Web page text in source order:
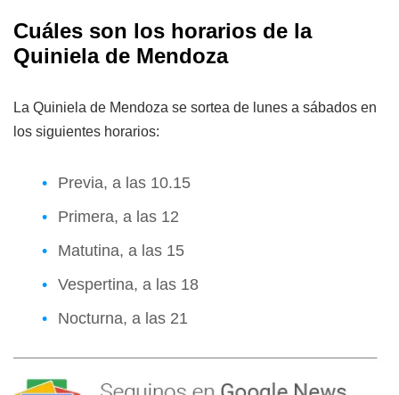
Cuáles son los horarios de la
Quiniela de Mendoza
La Quiniela de Mendoza se sortea de lunes a sábados en
los siguientes horarios:
Previa, a las 10.15
Primera, a las 12
Matutina, a las 15
Vespertina, a las 18
Nocturna, a las 21